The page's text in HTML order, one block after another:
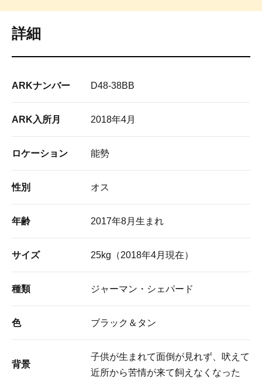
詳細
ARKナンバー D48-38BB
ARK入所月 2018年4月
ロケーション 能勢
性別 オス
年齢 2017年8月生まれ
サイズ 25kg（2018年4月現在）
種類 ジャーマン・シェパード
色 ブラック＆タン
背景
子供が生まれて面倒が見れず、吠えて
近所から苦情が来て飼えなくなった